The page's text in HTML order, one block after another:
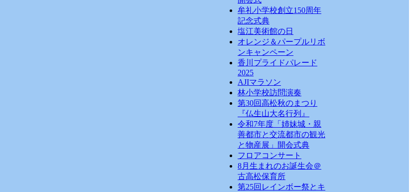
牟礼小学校創立150周年
記念式典
塩江美術館の日
オレンジ＆パープルリボ
ンキャンペーン
香川プライドパレード
2025
AJIマラソン
林小学校訪問演奏
第30回高松秋のまつり
『仏生山大名行列』
令和7年度「姉妹城・親
善都市と交流都市の観光
と物産展」開会式典
フロアコンサート
8月生まれのお誕生会＠
古高松保育所
第25回レインボー祭とキ